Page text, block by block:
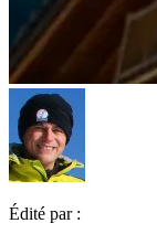
Édité par :